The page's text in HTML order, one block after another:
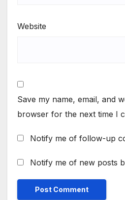
Website
Save my name, email, and
browser for the next time I
Notify me of follow-up
Notify me of new posts